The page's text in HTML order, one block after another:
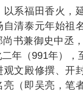
以系福田香火，
自清泰元年始祖
尚书兼御史中丞
年（991年）
观文殿修撰、开
亮（即吴亮，笔